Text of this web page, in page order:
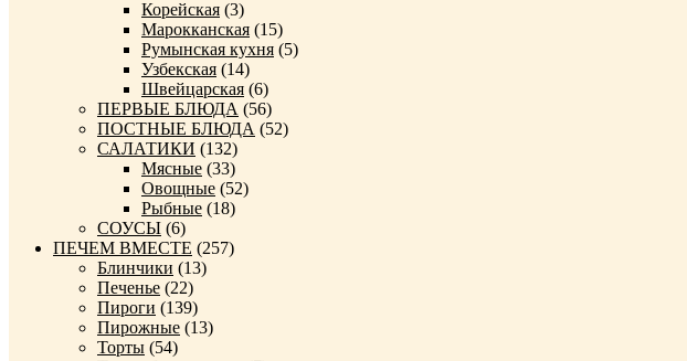
Корейская (3)
Марокканская (15)
Румынская кухня (5)
Узбекская (14)
Швейцарская (6)
ПЕРВЫЕ БЛЮДА (56)
ПОСТНЫЕ БЛЮДА (52)
САЛАТИКИ (132)
Мясные (33)
Овощные (52)
Рыбные (18)
СОУСЫ (6)
ПЕЧЕМ ВМЕСТЕ (257)
Блинчики (13)
Печенье (22)
Пироги (139)
Пирожные (13)
Торты (54)